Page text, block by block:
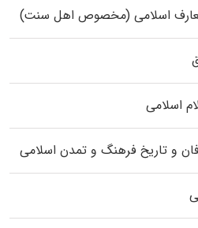
معارف اسلامی (مخصوص اهل سنت)
اسلامی
و تاریخ فرهنگ و تمدن اسلامی